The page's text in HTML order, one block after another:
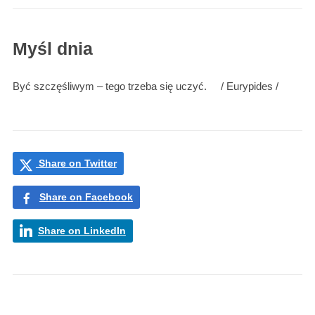
Myśl dnia
Być szczęśliwym – tego trzeba się uczyć. / Eurypides /
Share on Twitter
Share on Facebook
Share on LinkedIn